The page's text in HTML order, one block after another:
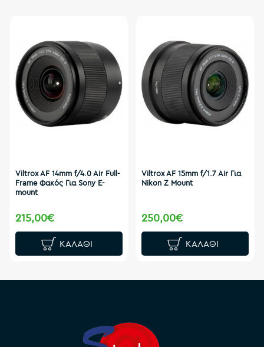
Viltrox AF 14mm f/4.0 Air Full-
Frame Φακός Για Sony E-
mount
215,00€
ΚΑΛΆΘΙ
Viltrox AF 15mm f/1.7 Air Για
Nikon Z Mount
250,00€
ΚΑΛΆΘΙ